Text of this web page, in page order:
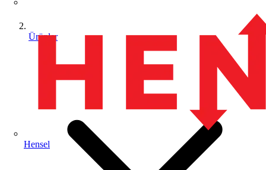
Hensel
Ürünler